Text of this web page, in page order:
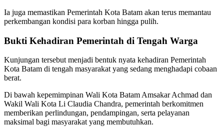
Ia juga memastikan Pemerintah Kota Batam akan terus memantau
perkembangan kondisi para korban hingga pulih.
Bukti Kehadiran Pemerintah di Tengah Warga
Kunjungan tersebut menjadi bentuk nyata kehadiran Pemerintah
Kota Batam di tengah masyarakat yang sedang menghadapi cobaan
berat.
Di bawah kepemimpinan Wali Kota Batam Amsakar Achmad dan
Wakil Wali Kota Li Claudia Chandra, pemerintah berkomitmen
memberikan perlindungan, pendampingan, serta pelayanan
maksimal bagi masyarakat yang membutuhkan.